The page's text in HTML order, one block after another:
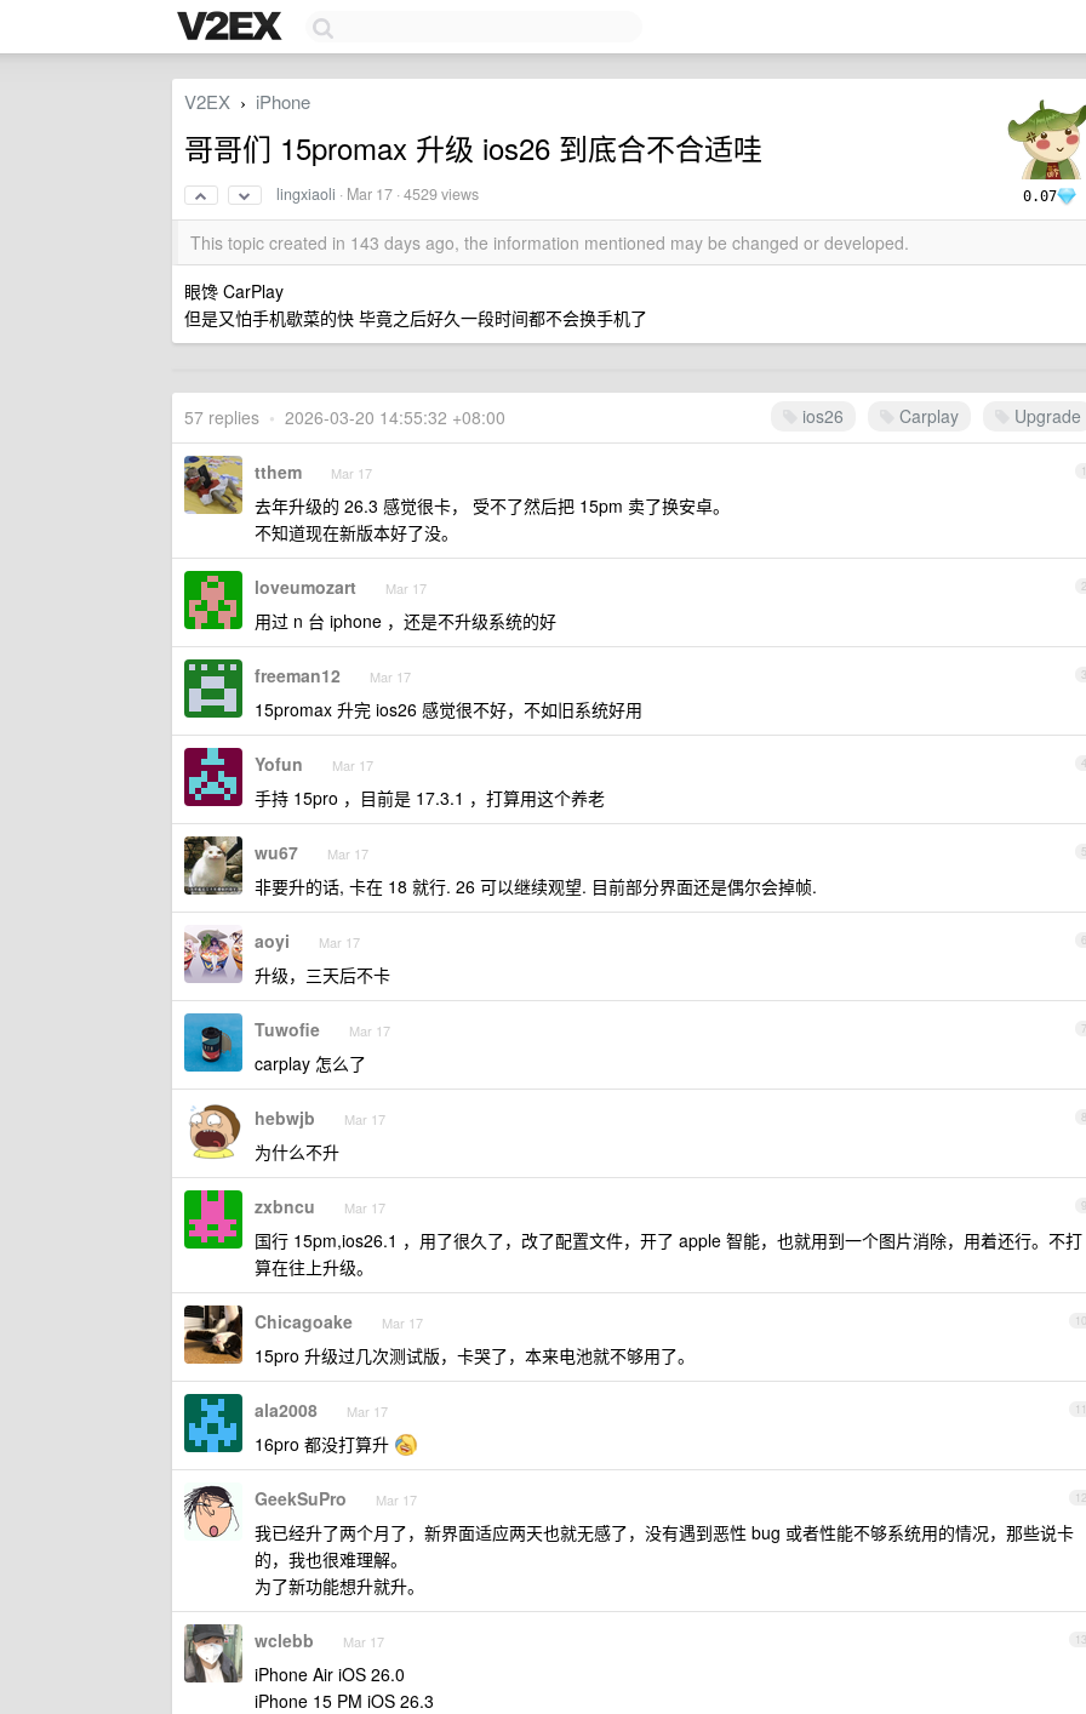
0.07
V2EX › iPhone
哥哥们 15promax 升级 ios26 到底合不合适哇
lingxiaoli · Mar 17 · 4529 views
This topic created in 143 days ago, the information mentioned may be changed or developed.
眼馋 CarPlay
但是又怕手机歇菜的快 毕竟之后好久一段时间都不会换手机了
ios26 Carplay Upgrade
57 replies • 2026-03-20 14:55:32 +08:00
1
tthem Mar 17
去年升级的 26.3 感觉很卡， 受不了然后把 15pm 卖了换安卓。
不知道现在新版本好了没。
2
loveumozart Mar 17
用过 n 台 iphone ，还是不升级系统的好
3
freeman12 Mar 17
15promax 升完 ios26 感觉很不好，不如旧系统好用
4
Yofun Mar 17
手持 15pro ，目前是 17.3.1 ，打算用这个养老
5
wu67 Mar 17
非要升的话, 卡在 18 就行. 26 可以继续观望. 目前部分界面还是偶尔会掉帧.
6
aoyi Mar 17
升级，三天后不卡
7
Tuwofie Mar 17
carplay 怎么了
8
hebwjb Mar 17
为什么不升
9
zxbncu Mar 17
国行 15pm,ios26.1 ，用了很久了，改了配置文件，开了 apple 智能，也就用到一个图片消除，用着还行。不打
算在往上升级。
10
Chicagoake Mar 17
15pro 升级过几次测试版，卡哭了，本来电池就不够用了。
11
ala2008 Mar 17
16pro 都没打算升
12
GeekSuPro Mar 17
我已经升了两个月了，新界面适应两天也就无感了，没有遇到恶性 bug 或者性能不够系统用的情况，那些说卡
的，我也很难理解。
为了新功能想升就升。
13
wclebb Mar 17
iPhone Air iOS 26.0
iPhone 15 PM iOS 26.3